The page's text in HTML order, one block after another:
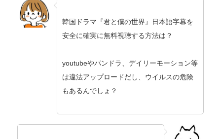
韓国ドラマ『君と僕の世界』日本語字幕を
安全に確実に無料視聴する方法は？
youtubeやパンドラ、デイリーモーション等
は違法アップロードだし、ウイルスの危険
もあるんでしょ？